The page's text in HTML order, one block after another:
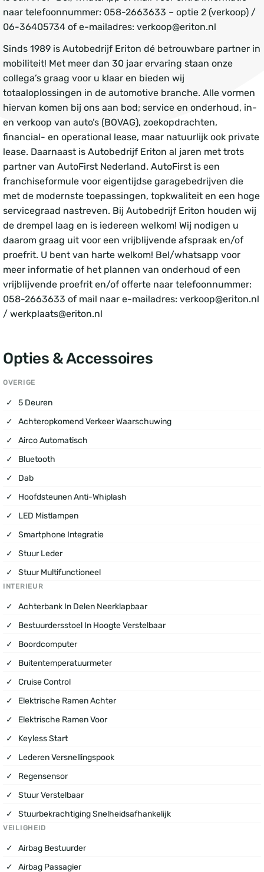
naar telefoonnummer: 058-2663633 – optie 2 (verkoop) /
06-36405734 of e-mailadres: verkoop@eriton.nl
Sinds 1989 is Autobedrijf Eriton dé betrouwbare partner in
mobiliteit! Met meer dan 30 jaar ervaring staan onze
collega’s graag voor u klaar en bieden wij
totaaloplossingen in de automotive branche. Alle vormen
hiervan komen bij ons aan bod; service en onderhoud, in-
en verkoop van auto’s (BOVAG), zoekopdrachten,
financial- en operational lease, maar natuurlijk ook private
lease. Daarnaast is Autobedrijf Eriton al jaren met trots
partner van AutoFirst Nederland. AutoFirst is een
franchiseformule voor eigentijdse garagebedrijven die
met de modernste toepassingen, topkwaliteit en een hoge
servicegraad nastreven. Bij Autobedrijf Eriton houden wij
de drempel laag en is iedereen welkom! Wij nodigen u
daarom graag uit voor een vrijblijvende afspraak en/of
proefrit. U bent van harte welkom! Bel/whatsapp voor
meer informatie of het plannen van onderhoud of een
vrijblijvende proefrit en/of offerte naar telefoonnummer:
058-2663633 of mail naar e-mailadres: verkoop@eriton.nl
/ werkplaats@eriton.nl
Opties & Accessoires
OVERIGE
5 Deuren
Achteropkomend Verkeer Waarschuwing
Airco Automatisch
Bluetooth
Dab
Hoofdsteunen Anti-Whiplash
LED Mistlampen
Smartphone Integratie
Stuur Leder
Stuur Multifunctioneel
INTERIEUR
Achterbank In Delen Neerklapbaar
Bestuurdersstoel In Hoogte Verstelbaar
Boordcomputer
Buitentemperatuurmeter
Cruise Control
Elektrische Ramen Achter
Elektrische Ramen Voor
Keyless Start
Lederen Versnellingspook
Regensensor
Stuur Verstelbaar
Stuurbekrachtiging Snelheidsafhankelijk
VEILIGHEID
Airbag Bestuurder
Airbag Passagier